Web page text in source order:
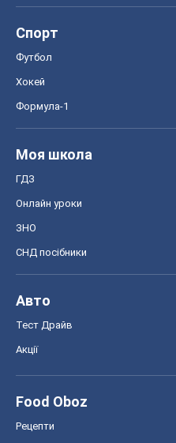
Спорт
Футбол
Хокей
Формула-1
Моя школа
ГДЗ
Онлайн уроки
ЗНО
СНД посібники
Авто
Тест Драйв
Акції
Food Oboz
Рецепти